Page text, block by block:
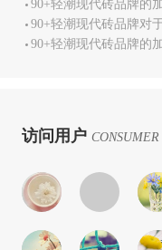
90+轻潮现代砖品牌的
90+轻潮现代砖品牌对
90+轻潮现代砖品牌的
访问用户 CONSUMER